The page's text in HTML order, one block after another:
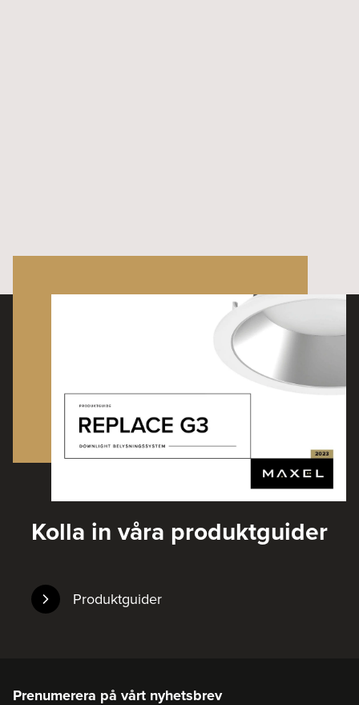
Kolla in våra produktguider
Produktguider
Prenumerera på vårt nyhetsbrev